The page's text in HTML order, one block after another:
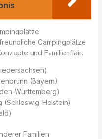
Campingplätze
und Familienflair:
(Bayern)
Württemberg)
(Schleswig-Holstein)
Familien